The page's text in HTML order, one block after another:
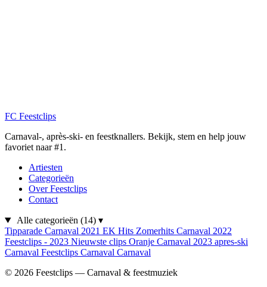
FC Feestclips
Carnaval-, après-ski- en feestknallers. Bekijk, stem en help jouw
favoriet naar #1.
Artiesten
Categorieën
Over Feestclips
Contact
Alle categorieën (14) ▾
Tipparade Carnaval 2021 EK Hits Zomerhits Carnaval 2022
Feestclips - 2023 Nieuwste clips Oranje Carnaval 2023 apres-ski
Carnaval Feestclips Carnaval Carnaval
© 2026 Feestclips — Carnaval & feestmuziek